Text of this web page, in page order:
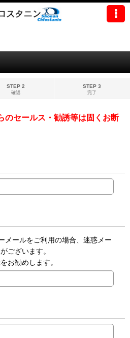
STEP 2
確認
STEP 3
完了
のセールス・勧誘等は固くお断
メールをご利用の場合、迷惑メー
ございます。
お勧めします。